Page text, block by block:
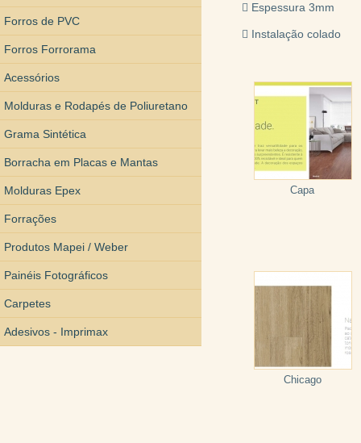
Forros de PVC
Forros Forrorama
Acessórios
Molduras e Rodapés de Poliuretano
Grama Sintética
Borracha em Placas e Mantas
Molduras Epex
Forrações
Produtos Mapei / Weber
Painéis Fotográficos
Carpetes
Adesivos - Imprimax
 Espessura 3mm
 Instalação colado
Capa
Chicago